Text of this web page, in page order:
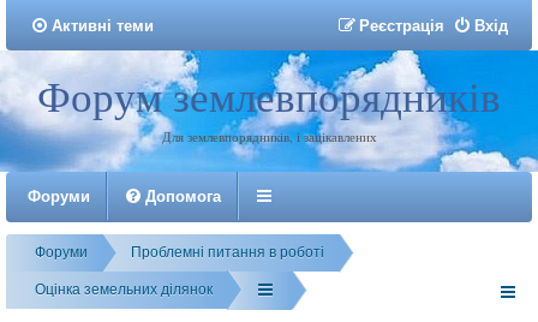
Активні теми Вхід
Реєстрація
Реєстрація
Форум землевпорядників
Для землевпорядників, і зацікавлених
Форуми Допомога
Форуми Проблемні питання в роботі
Оцінка земельних ділянок